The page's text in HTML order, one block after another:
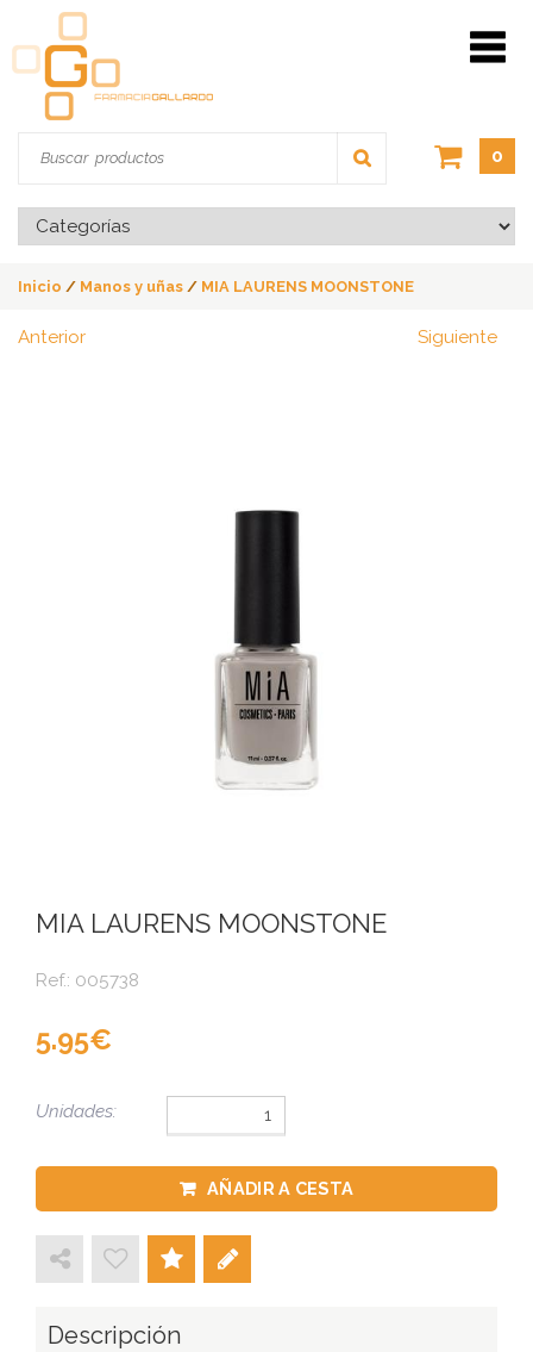
0
Inicio / Manos y uñas / MIA LAURENS MOONSTONE
Anterior Siguiente
MIA LAURENS MOONSTONE
Ref.: 005738
5.95
Unidades:
AÑADIR A CESTA
Descripción